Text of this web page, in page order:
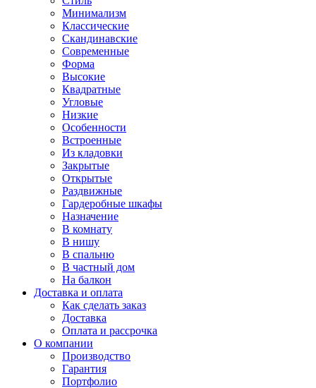
Минимализм
Классические
Скандинавские
Современные
Форма
Высокие
Квадратные
Угловые
Низкие
Особенности
Встроенные
Из кладовки
Закрытые
Открытые
Раздвижные
Гардеробные шкафы
Назначение
В комнату
В нишу
В спальню
В частный дом
На балкон
Доставка и оплата
Как сделать заказ
Доставка
Оплата и рассрочка
О компании
Производство
Гарантия
Портфолио